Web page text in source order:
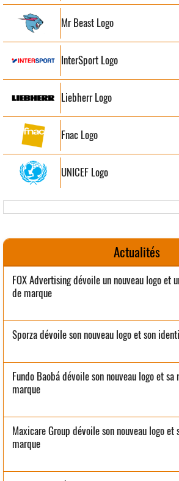
Mr Beast Logo
InterSport Logo
Liebherr Logo
Fnac Logo
UNICEF Logo
Actualités
FOX Advertising dévoile un nouveau logo et
de marque
Sporza dévoile son nouveau logo et son
Fundo Baobá dévoile son nouveau logo et
marque
Maxicare Group dévoile son nouveau logo
marque